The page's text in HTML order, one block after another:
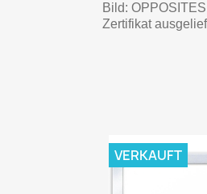
Bild:
Zertifikat
VERKAUFT